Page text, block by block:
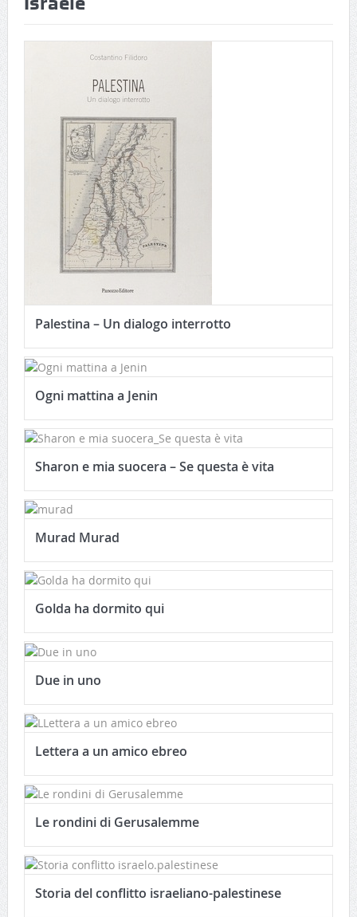
Palestina – Un dialogo interrotto
Ogni mattina a Jenin
Sharon e mia suocera – Se questa è vita
Murad Murad
Golda ha dormito qui
Due in uno
Lettera a un amico ebreo
Le rondini di Gerusalemme
Storia del conflitto israeliano-palestinese